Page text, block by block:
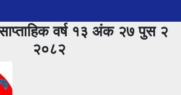
वर्ष १३ अंक २७ पुस २
२०८२